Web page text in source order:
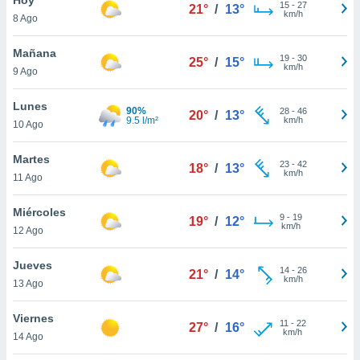
en
más
nuestra
de
cookies
aceptar
8 Ago
21° / 13° 15- 27
km/h
Mañana
9 Ago
25° / 15° 19- 30
km/h
Lunes
10 Ago
90%
9.5 l/m²
20° / 13° 28- 46
km/h
Martes
11 Ago
18° / 13° 23- 42
km/h
Miércoles
12 Ago
19° / 12° 9- 19
km/h
Jueves
13 Ago
21° / 14° 14- 26
km/h
Viernes
14 Ago
27° / 16° 11 - 22
km/h